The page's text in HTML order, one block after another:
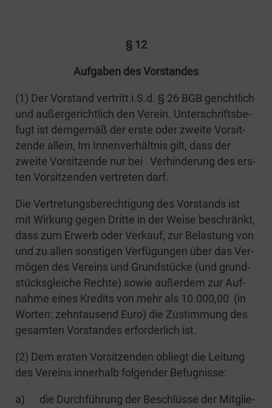
§ 12
Auf­ga­ben des Vorstandes
(1) Der Vor­stand ver­tritt i.S.d. § 26 BGB gericht­lich
und außer­ge­richt­lich den Ver­ein. Unter­schrifts­be­
fugt ist dem­ge­mäß der ers­te oder zwei­te Vor­sit­
zen­de allein, Im Innen­ver­hält­nis gilt, dass der
zwei­te Vor­sit­zen­de nur bei Ver­hin­de­rung des ers­
ten Vor­sit­zen­den ver­tre­ten darf.
Die Ver­tre­tungs­be­rech­ti­gung des Vor­stands ist
mit Wir­kung gegen Drit­te in der Wei­se beschränkt,
dass zum Erwerb oder Ver­kauf, zur Belas­tung von
und zu allen sons­ti­gen Ver­fü­gun­gen über das Ver­
mö­gen des Ver­eins und Grund­stü­cke (und grund­
stücks­glei­che Rech­te) sowie außer­dem zur Auf­
nah­me eines Kre­dits von mehr als 10.000,00 (in
Wor­ten: zehn­tau­send Euro) die Zustim­mung des
gesam­ten Vor­stan­des erfor­der­lich ist.
(2) Dem ers­ten Vor­sit­zen­den obliegt die Lei­tung
des Ver­eins inner­halb fol­gen­der Befugnisse:
a) die Durch­füh­rung der Beschlüs­se der Mit­glie­